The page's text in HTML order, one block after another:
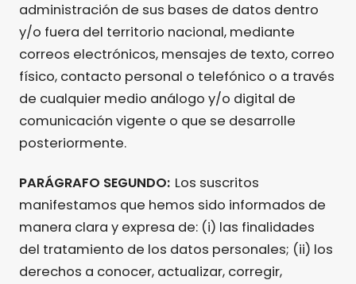
administración de sus bases de datos dentro
y/o fuera del territorio nacional, mediante
correos electrónicos, mensajes de texto, correo
físico, contacto personal o telefónico o a través
de cualquier medio análogo y/o digital de
comunicación vigente o que se desarrolle
posteriormente.
PARÁGRAFO SEGUNDO: Los suscritos
manifestamos que hemos sido informados de
manera clara y expresa de: (i) las finalidades
del tratamiento de los datos personales; (ii) los
derechos a conocer, actualizar, corregir,